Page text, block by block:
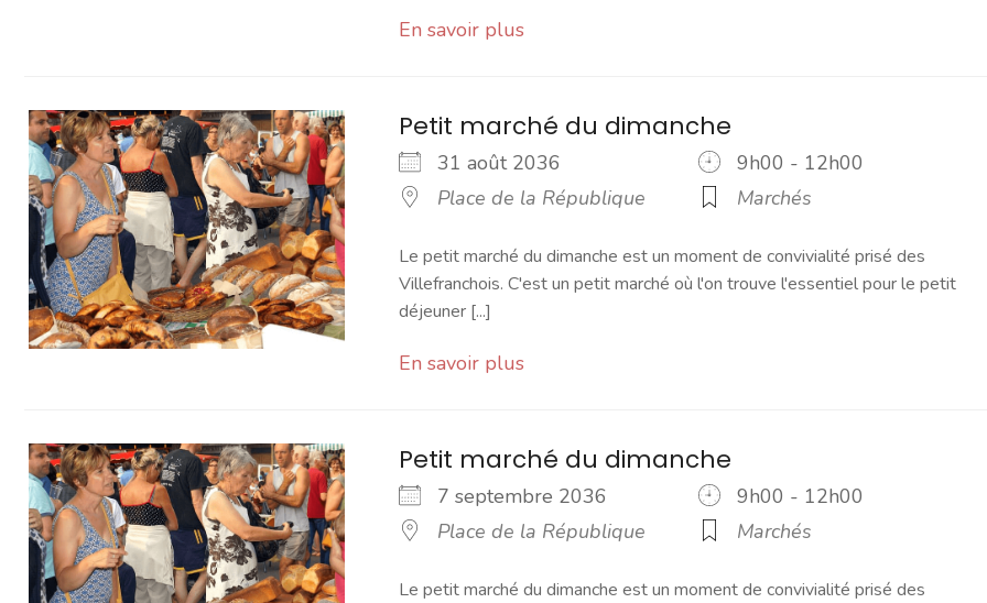
En savoir plus
Petit marché du dimanche
31 août 2036
9h00 - 12h00
Place de la République
Marchés
Le petit marché du dimanche est un moment de convivialité prisé des
Villefranchois. C'est un petit marché où l'on trouve l'essentiel pour le petit
déjeuner [...]
En savoir plus
Petit marché du dimanche
7 septembre 2036
9h00 - 12h00
Place de la République
Marchés
Le petit marché du dimanche est un moment de convivialité prisé des